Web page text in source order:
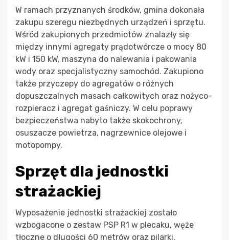
W ramach przyznanych środków, gmina dokonała
zakupu szeregu niezbędnych urządzeń i sprzętu.
Wśród zakupionych przedmiotów znalazły się
między innymi agregaty prądotwórcze o mocy 80
kW i 150 kW, maszyna do nalewania i pakowania
wody oraz specjalistyczny samochód. Zakupiono
także przyczepy do agregatów o różnych
dopuszczalnych masach całkowitych oraz nożyco-
rozpieracz i agregat gaśniczy. W celu poprawy
bezpieczeństwa nabyto także skokochrony,
osuszacze powietrza, nagrzewnice olejowe i
motopompy.
Sprzęt dla jednostki
strażackiej
Wyposażenie jednostki strażackiej zostało
wzbogacone o zestaw PSP R1 w plecaku, węże
tłoczne o długości 60 metrów oraz pilarki.